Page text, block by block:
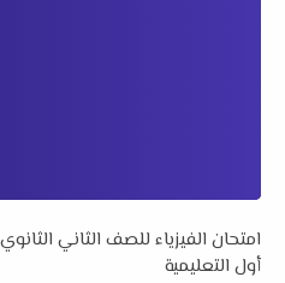
أول التعليمية